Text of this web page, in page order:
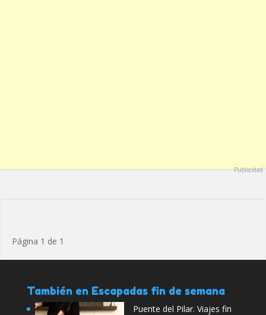
Publicidad
Página 1 de 1
También en Escapadas fin de semana
Puente del Pilar. Viajes fin